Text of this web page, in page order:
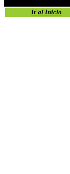
Ir al Inicio